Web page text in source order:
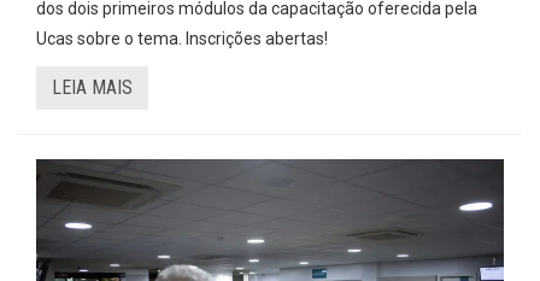
dos dois primeiros módulos da capacitação oferecida pela
Ucas sobre o tema. Inscrições abertas!
LEIA MAIS